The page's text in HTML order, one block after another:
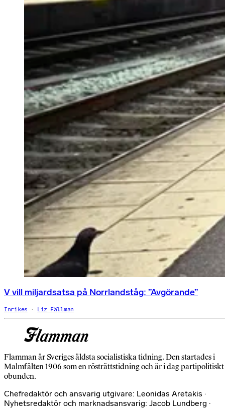
V vill miljardsatsa på Norrlandståg: ”Avgörande”
Inrikes Liz Fällman
Flamman är Sveriges äldsta socialistiska tidning. Den startades i
Malmfälten 1906 som en rösträttstidning och är i dag partipolitiskt
obunden.
Chefredaktör och ansvarig utgivare: Leonidas Aretakis ·
Nyhetsredaktör och marknadsansvarig: Jacob Lundberg ·